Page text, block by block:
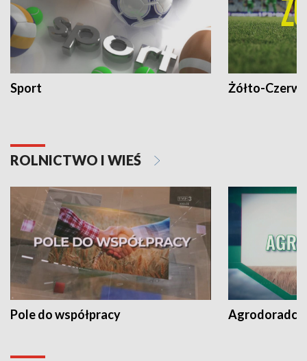
Sport Żółto-
ROLNICTWO I WIEŚ
Pole do współpracy Agrodoradcy